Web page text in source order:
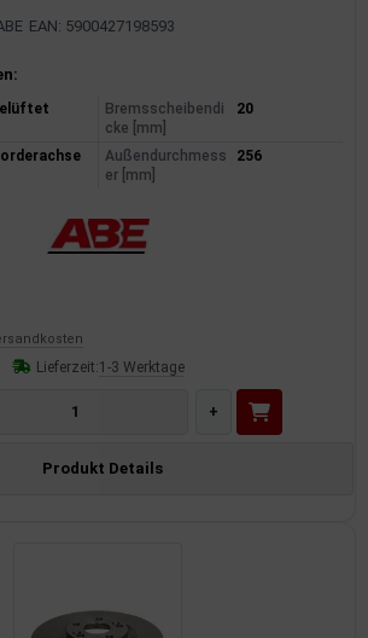
EAN: 5900427198593
Bremsscheibendi
cke [mm]
20
Außendurchmess
er [mm]
256
Lieferzeit:1-3 Werktage
+
Produkt Details